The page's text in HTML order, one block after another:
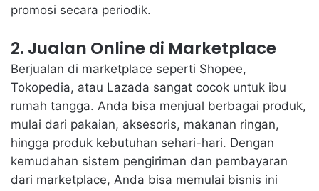
promosi secara periodik.
2. Jualan Online di Marketplace
Berjualan di marketplace seperti Shopee,
Tokopedia, atau Lazada sangat cocok untuk ibu
rumah tangga. Anda bisa menjual berbagai produk,
mulai dari pakaian, aksesoris, makanan ringan,
hingga produk kebutuhan sehari-hari. Dengan
kemudahan sistem pengiriman dan pembayaran
dari marketplace, Anda bisa memulai bisnis ini